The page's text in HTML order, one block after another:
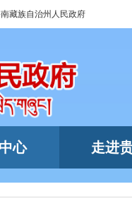
藏族自治州人民政府
心 走进